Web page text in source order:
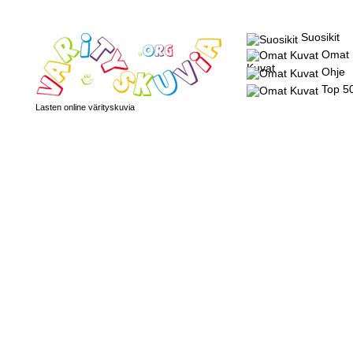
Lasten online värityskuvia
Suosikit
Omat
Kuvat
Ohje
Top